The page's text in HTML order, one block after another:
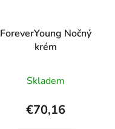
ForeverYoung Nočný
krém
hodnotenie
produktu
je
Skladem
€70,16